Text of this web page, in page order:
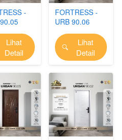
-
Lihat
Detail
FORTRESS -
URB 90.06
`
Lihat
Detail